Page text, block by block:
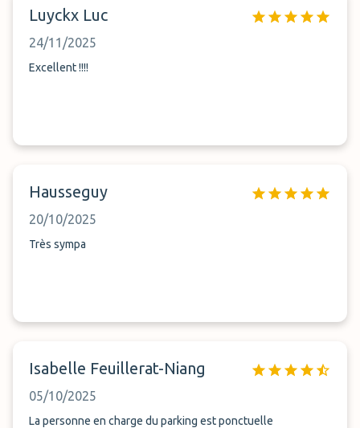
Luyckx Luc
24/11/2025
Excellent !!!!
Hausseguy
20/10/2025
Très sympa
Isabelle Feuillerat-Niang
05/10/2025
La personne en charge du parking est ponctuelle